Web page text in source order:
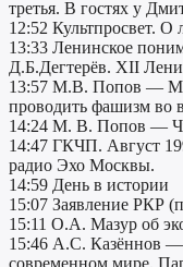
третья. В гостях у
12:52 Культпросвет. О
13:33 Ленинское
Д.Б.Дегтерёв. XII
13:57 М.В. Попов —
проводить фашизм во
14:24 М. В. Попов —
14:47 ГКЧП. Август
радио Эхо Москвы.
14:59 День в истории
15:07 Заявление РКР
15:11 О.А. Мазур об
15:46 А.С. Казённов